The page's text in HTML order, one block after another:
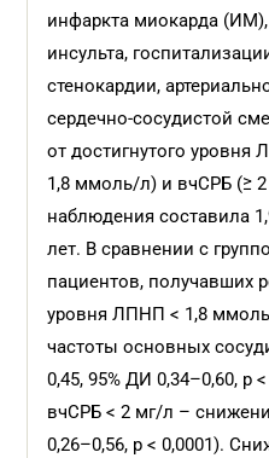
инфаркта миокарда
инсульта,
стенокардии,
сердечно-сосудистой
от достигнутого
1,8 ммоль/л) и вчСРБ (≥
наблюдения составила
лет. В сравнении с
пациентов, получавших
уровня ЛПНП < 1,8
частоты основных
0,45, 95% ДИ 0,34–0,60, p
вчСРБ < 2 мг/л –
0,26–0,56, p < 0,0001).